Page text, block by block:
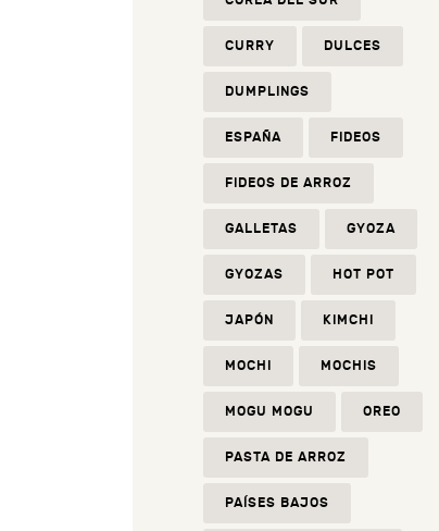
CURRY DULCES
DUMPLINGS
ESPAÑA FIDEOS
FIDEOS DE ARROZ
GALLETAS GYOZA
GYOZAS HOT POT
JAPÓN KIMCHI
MOCHI MOCHIS
MOGU MOGU OREO
PASTA DE ARROZ
PAÍSES BAJOS